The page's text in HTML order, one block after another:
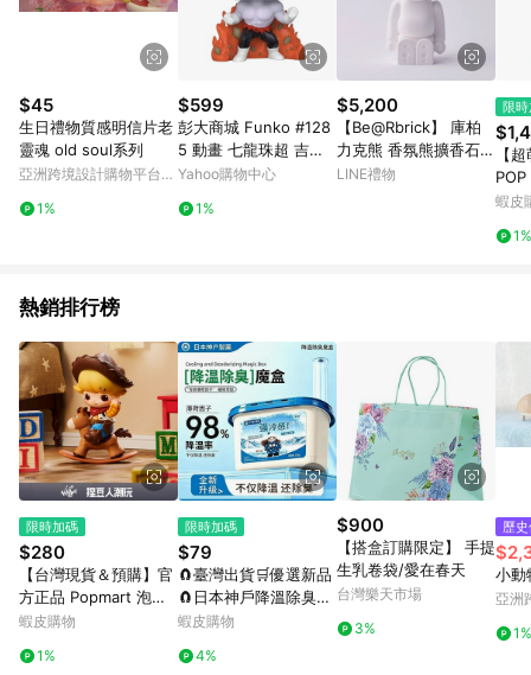
$45
生日禮物質感明信片老
靈魂 old soul系列
亞洲跨境設計購物平台
1%
$599
彭大商城 Funko #128
5 動畫 七龍珠超 吉連
w/Energy Base 夜光
Yahoo購物中心
1%
$5,200
【Be@Rbrick】 庫柏
力克熊 香氛熊擴香石
馬卡龍雙色版（紫色黃
LINE禮物
限
【
蝦皮
1%
熱銷排行榜
限時加碼
$280
【台灣現貨＆預購】官
方正品 Popmart 泡泡
瑪特 DIMOO WORLD
公仔盲盒禮物
蝦皮購物
1%
限時加碼
$79
🧲臺灣出貨🛒優選新品
🧲日本神戶降溫除臭魔
盒 除塵魔盒 空氣魔盒
味 除黴味 除塵 吸塵 淨
蝦皮購物
4%
$900
【搭盒訂購限定】 手提
生乳卷袋/愛在春天
台灣樂天市場
3%
歷
小動
亞洲
1%